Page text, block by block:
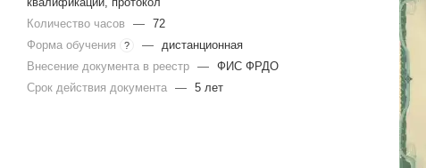
Количество часов
— 72
Форма обучения
? —
дистанционная
Внесение документа в реестр — ФИС ФРДО
Срок действия документа — 5 лет